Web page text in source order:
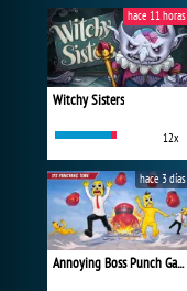
Witchy Sisters
12x
hace 11 horas
Annoying Boss Punch Game
hace 3 días